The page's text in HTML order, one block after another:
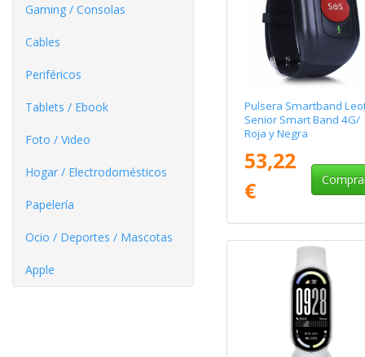
Gaming / Consolas
Cables
Periféricos
Tablets / Ebook
Foto / Video
Hogar / Electrodomésticos
Papelería
Ocio / Deportes / Mascotas
Apple
Pulsera Smartband
Senior Smart Band 4G/
Roja y Negra
53,22
€